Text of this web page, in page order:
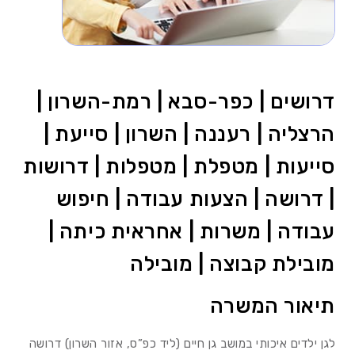
דרושים | כפר-סבא | רמת-השרון |
הרצליה | רעננה | השרון | סייעת |
סייעות | מטפלת | מטפלות | דרושות
| דרושה | הצעות עבודה | חיפוש
עבודה | משרות | אחראית כיתה |
מובילת קבוצה | מובילה
תיאור המשרה
לגן ילדים איכותי במושב גן חיים (ליד כפ”ס, אזור השרון) דרושה